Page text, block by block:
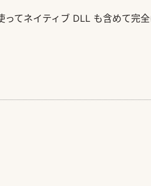
ってネイティブ DLL も含めて完